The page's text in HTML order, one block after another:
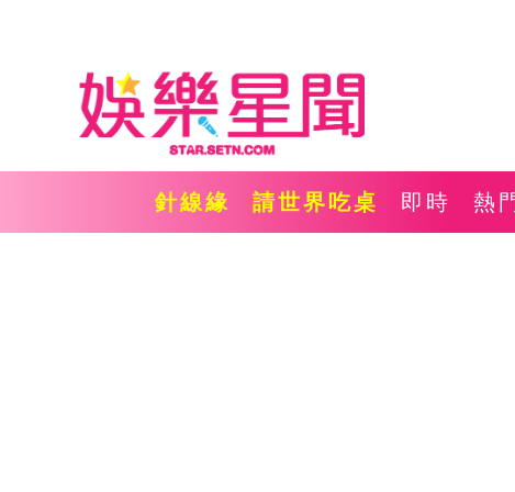
針線緣 請世界吃桌 即時 熱